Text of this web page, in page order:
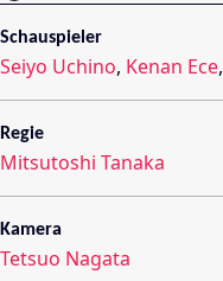
Schauspieler
Seiyo Uchino, Kenan Ece,
Regie
Mitsutoshi Tanaka
Kamera
Tetsuo Nagata